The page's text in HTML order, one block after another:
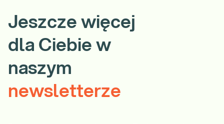
Jeszcze więcej
dla Ciebie w
naszym
newsletterze